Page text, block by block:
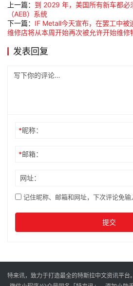
上一篇： 到 2029 年，美国所有新车都必
（AEB）系统
下一篇： IF Metall今天宣布，在罢工中被
维修店将从本周开始再次被允许开始维修
发表回复
*昵称：
*邮箱：
网址：
记住昵称、邮箱和网址，下次评论免输
提交
特来讯，致力于打造最全的特斯拉中文资讯平台。